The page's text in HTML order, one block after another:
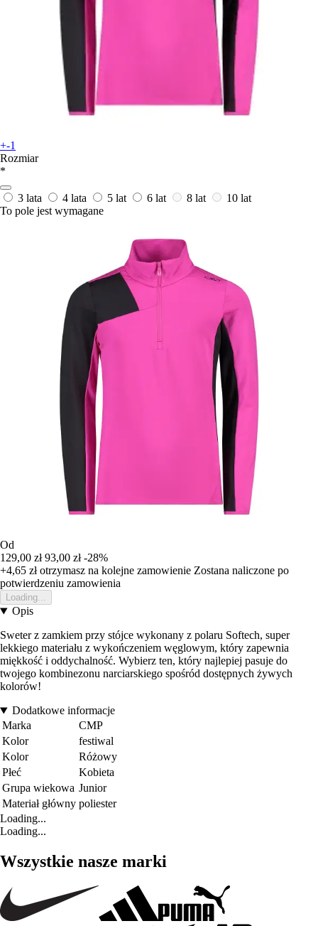
+-1
Rozmiar
*
3 lata 4 lata 5 lat 6 lat 8 lat
10 lat
To pole jest wymagane
Od
129,00 zł 93,00 zł -28%
+4,65 złotrzymasz na kolejne zamowienie Zostana naliczone po
potwierdzeniu zamowienia
Loading...
Opis
Sweter z zamkiem przy stójce wykonany z polaru Softech, super
lekkiego materiału z wykończeniem węglowym, który zapewnia
miękkość i oddychalność. Wybierz ten, który najlepiej pasuje do
twojego kombinezonu narciarskiego spośród dostępnych żywych
kolorów!
Dodatkowe informacje
Marka
CMP
Kolor
festiwal
Kolor
Różowy
Płeć
Kobieta
Grupa wiekowa Junior
Materiał główny poliester
Loading...
Loading...
Wszystkie nasze marki